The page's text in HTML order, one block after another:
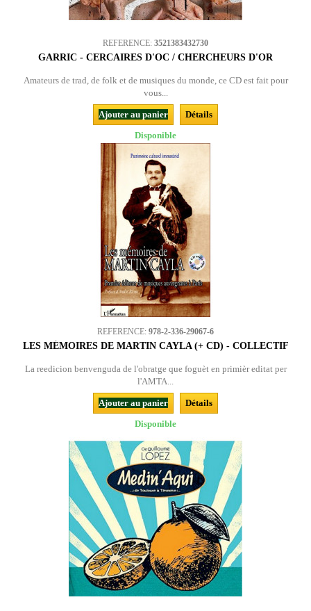
REFERENCE: 3521383432730
GARRIC - CERCAIRES D'OC / CHERCHEURS D'OR
Amateurs de trad, de folk et de musiques du monde, ce CD est fait pour
vous...
Ajouter au panier
Détails
Disponible
REFERENCE: 978-2-336-29067-6
LES MÉMOIRES DE MARTIN CAYLA (+ CD) - COLLECTIF
La reedicion benvenguda de l'obratge que foguèt en primièr editat per
l'AMTA...
Ajouter au panier
Détails
Disponible